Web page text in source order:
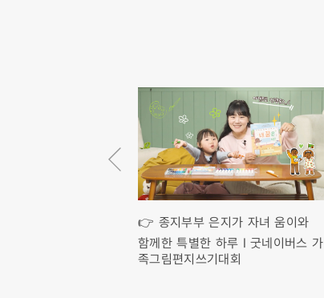
👉 종지부부 은지가 자녀 움이와
함께한 특별한 하루 l 굿네이버스 가
족그림편지쓰기대회